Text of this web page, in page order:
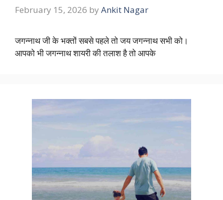
February 15, 2026 by Ankit Nagar
जगन्नाथ जी के भक्तों सबसे पहले तो जय जगन्नाथ सभी को।
आपको भी जगन्नाथ शायरी की तलाश है तो आपके